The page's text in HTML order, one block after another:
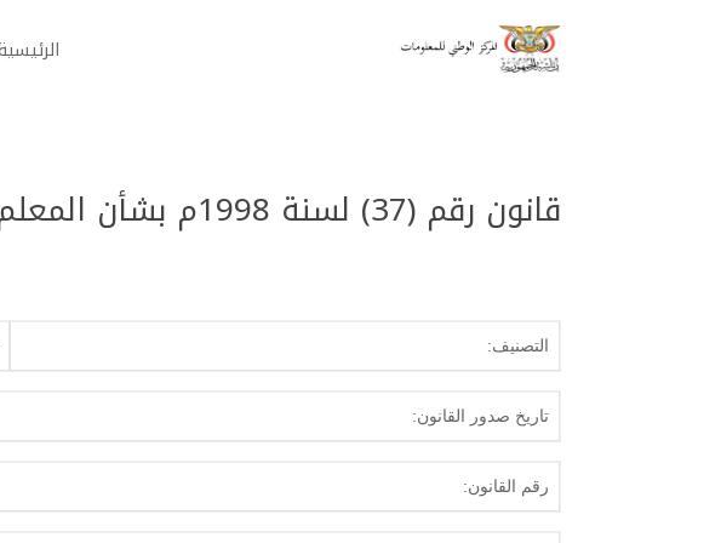
قانون رقم (37) لسنة 1998م بشأن المعلم والمهن التعليمية
التصنيف:
تاريخ صدور القانون:
رقم القانون: